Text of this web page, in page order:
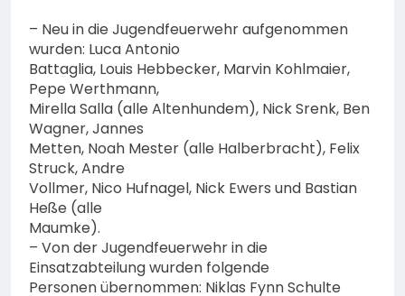
– Neu in die Jugendfeuerwehr aufgenommen
wurden: Luca Antonio
Battaglia, Louis Hebbecker, Marvin Kohlmaier,
Pepe Werthmann,
Mirella Salla (alle Altenhundem), Nick Srenk, Ben
Wagner, Jannes
Metten, Noah Mester (alle Halberbracht), Felix
Struck, Andre
Vollmer, Nico Hufnagel, Nick Ewers und Bastian
Heße (alle
Maumke).
– Von der Jugendfeuerwehr in die
Einsatzabteilung wurden folgende
Personen übernommen: Niklas Fynn Schulte